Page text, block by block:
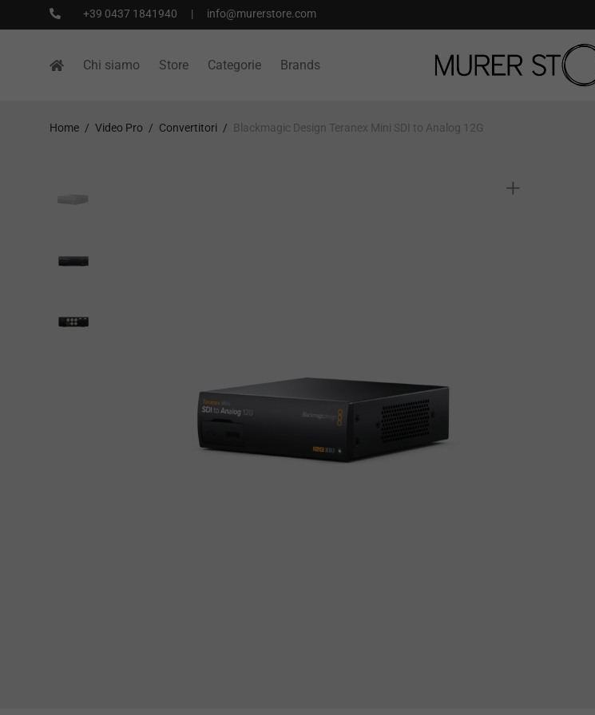
+39 0437 1841940 | info@murerstore.com
Chi siamo Store Categorie Brands
Home / Video Pro / Convertitori / Blackmagic Design Teranex Mini SDI to Analog 12G